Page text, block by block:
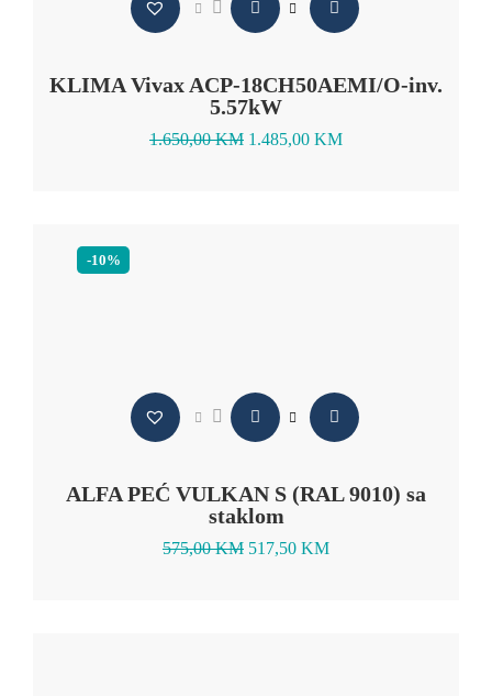
KLIMA Vivax ACP-18CH50AEMI/O-inv.
5.57kW
1.650,00KM 1.485,00 KM
-10%
ALFA PEĆ VULKAN S (RAL 9010) sa
staklom
575,00KM 517,50 KM